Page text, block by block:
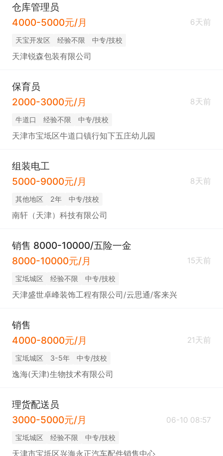
仓库管理员
4000-5000元/月
6天前
天宝开发区 经验不限 中专/技校
天津锐森包装有限公司
保育员
2000-3000元/月
8天前
牛道口 经验不限 中专/技校
天津市宝坻区牛道口镇行知下五庄幼儿园
组装电工
5000-9000元/月
8天前
其他地区 2年 中专/技校
南轩（天津）科技有限公司
销售 8000-10000/五险一金
8000-10000元/月
15天前
宝坻城区 经验不限 中专/技校
天津盛世卓峰装饰工程有限公司/云思通/客来兴
销售
4000-8000元/月
21天前
宝坻城区 3-5年 中专/技校
逸海(天津)生物技术有限公司
理货配送员
3000-5000元/月
06-10 08:57
宝坻城区 经验不限 中专/技校
天津市宝坻区兴海永正汽车配件销售中心